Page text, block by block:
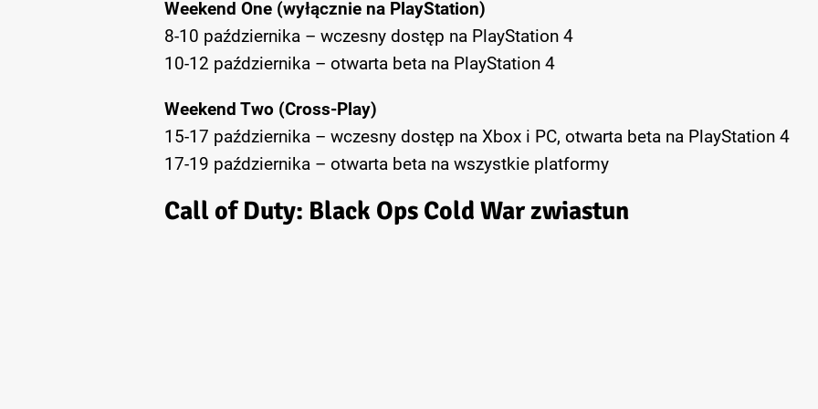
Weekend One (wyłącznie na PlayStation)
8-10 października – wczesny dostęp na PlayStation 4
10-12 października – otwarta beta na PlayStation 4
Weekend Two (Cross-Play)
15-17 października – wczesny dostęp na Xbox i PC, otwarta beta na PlayStation 4
17-19 października – otwarta beta na wszystkie platformy
Call of Duty: Black Ops Cold War zwiastun